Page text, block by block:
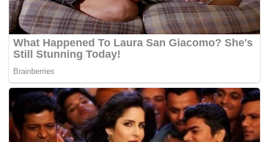
Perdana Menteri, Datuk Seri Dr Ahmad Zahid Hamidi, dan
gerak kerja pada kali ini disifatkan beliau sangat
memuaskan.
“Saya juga menghargai kerana persiapannya berbulan-
bulan sebelum itu. Mesyuarat di Persekutuan, kerajaan
negeri dan wakil daerah, dan ini menyebabkan langkah
diambil seperti yang saya saksikan sendiri di Terengganu
dan daripada rakan lain saksikan di Kelantan sangat